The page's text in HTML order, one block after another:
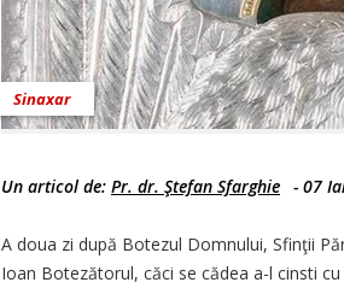
Sinaxar
Un articol de: Pr. dr. Ştefan Sfarghie - 07
A doua zi după Botezul Domnului, Sfinţii
Ioan Botezătorul, căci se cădea a-l cinsti